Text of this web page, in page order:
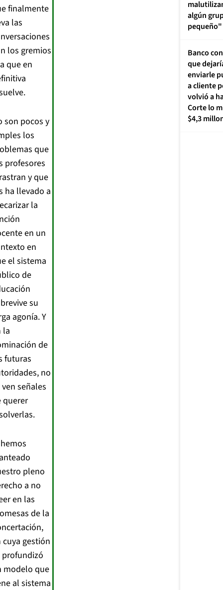
finalmente
las
los gremios
que en
son pocos y
los
que
profesores
y que
ha llevado a
la
en un
en
el sistema
de
su
agonía. Y
la
de
futuras
no
ven señales
querer
pleno
a no
en las
de la
cuya gestión
profundizó
modelo que
al sistema
algún
pequeño"
Banco
que
enviarle
a cliente
volvió a
Corte lo
$4,3